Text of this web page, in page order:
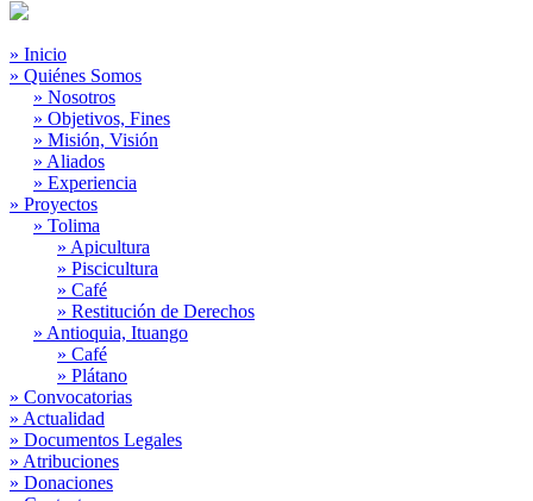
» Inicio
» Quiénes Somos
» Nosotros
» Objetivos, Fines
» Misión, Visión
» Aliados
» Experiencia
» Proyectos
» Tolima
» Apicultura
» Piscicultura
» Café
» Restitución de Derechos
» Antioquia, Ituango
» Café
» Plátano
» Convocatorias
» Actualidad
» Documentos Legales
» Atribuciones
» Donaciones